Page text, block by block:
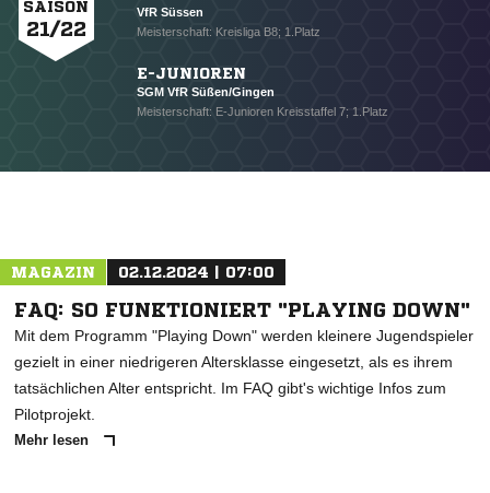
SAISON
21/22
VfR Süssen
Meisterschaft: Kreisliga B8; 1.Platz
E-JUNIOREN
SGM VfR Süßen/Gingen
Meisterschaft: E-Junioren Kreisstaffel 7; 1.Platz
MAGAZIN 02.12.2024 | 07:00
FAQ: SO FUNKTIONIERT "PLAYING DOWN"
Mit dem Programm "Playing Down" werden kleinere Jugendspieler
gezielt in einer niedrigeren Altersklasse eingesetzt, als es ihrem
tatsächlichen Alter entspricht. Im FAQ gibt's wichtige Infos zum
Pilotprojekt.
Mehr lesen